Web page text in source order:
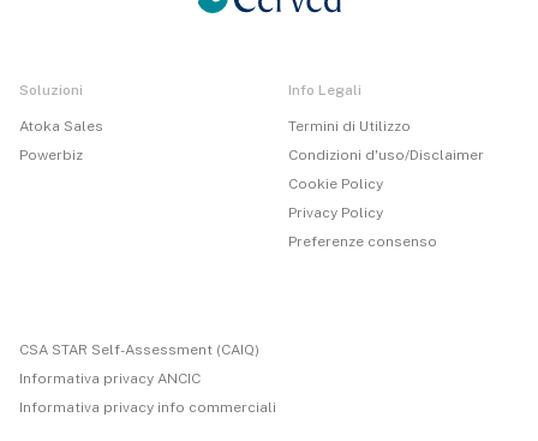
Soluzioni
Atoka Sales
Powerbiz
Info Legali
Termini di Utilizzo
Condizioni d'uso/Disclaimer
Cookie Policy
Privacy Policy
Preferenze consenso
CSA STAR Self-Assessment (CAIQ)
Informativa privacy ANCIC
Informativa privacy info commerciali